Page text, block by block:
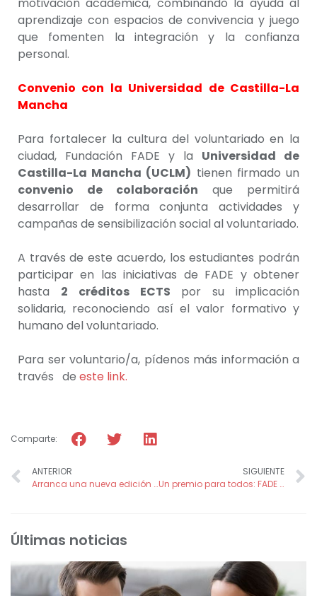
aprendizaje con espacios de convivencia y juego
que fomenten la integración y la confianza
personal.
Convenio con la Universidad de Castilla-La
Mancha
Para fortalecer la cultura del voluntariado en la
ciudad, Fundación FADE y la Universidad de
Castilla-La Mancha (UCLM) tienen firmado un
convenio de colaboración que permitirá
desarrollar de forma conjunta actividades y
campañas de sensibilización social al voluntariado.
A través de este acuerdo, los estudiantes podrán
participar en las iniciativas de FADE y obtener
hasta 2 créditos ECTS por su implicación
solidaria, reconociendo así el valor formativo y
humano del voluntariado.
Para ser voluntario/a, pídenos más información a
través de este link.
Comparte:
ANTERIOR
Arranca una nueva edición de SECUNDA Educa con más de 30 menores y nuevas actividades para el curso 2025/2026
SIGUIENTE
Un premio para todos: FADE cuida a los que cuidan
Últimas noticias